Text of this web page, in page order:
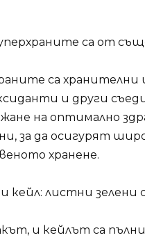
са от
са
и други
на оптимално
за да осигурят
хранене.
кейл: листни зелени
и кейлът са